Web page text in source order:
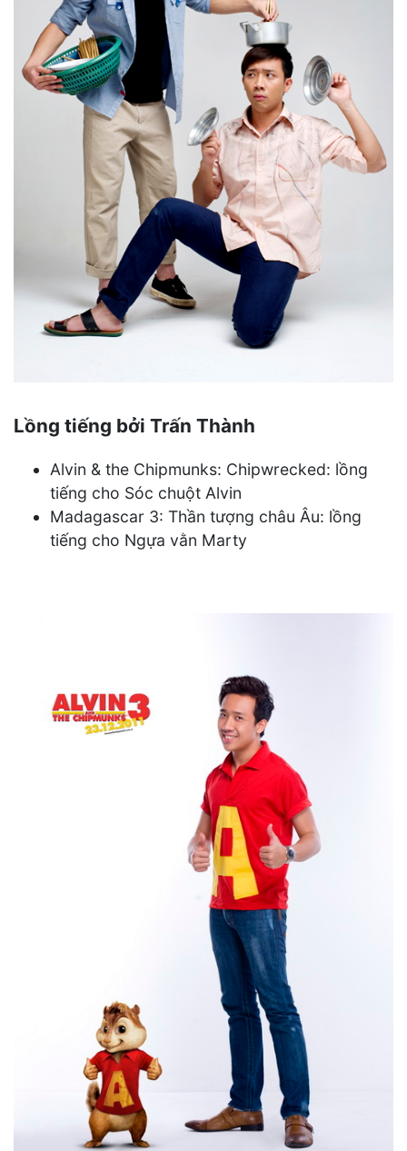
Lồng tiếng bởi Trấn Thành
Alvin & the Chipmunks: Chipwrecked: lồng
tiếng cho Sóc chuột Alvin
Madagascar 3: Thần tượng châu Âu: lồng
tiếng cho Ngựa vằn Marty